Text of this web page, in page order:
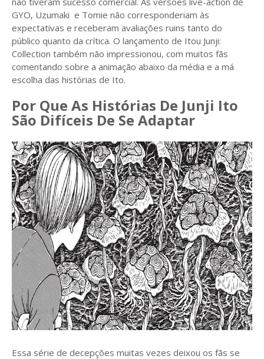
GYO, Uzumaki e Tomie não corresponderiam às
expectativas e receberam avaliações ruins tanto do
público quanto da crítica. O lançamento de Itou Junji:
Collection também não impressionou, com muitos fãs
comentando sobre a animação abaixo da média e a má
escolha das histórias de Ito.
Por Que As Histórias De Junji Ito
São Difíceis De Se Adaptar
Essa série de decepções muitas vezes deixou os fãs se